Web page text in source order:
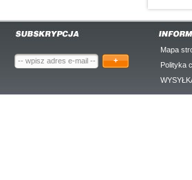
+
Mapa
Polityka